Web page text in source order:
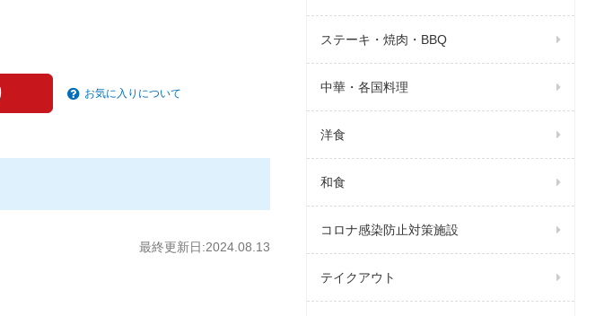
お気に入りについて
最終更新日:2024.08.13
ステーキ・焼肉・BBQ
中華・各国料理
洋食
和食
コロナ感染防止対策施設
テイクアウト